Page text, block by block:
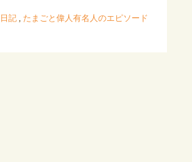
記, たまごと偉人有名人のエピソード